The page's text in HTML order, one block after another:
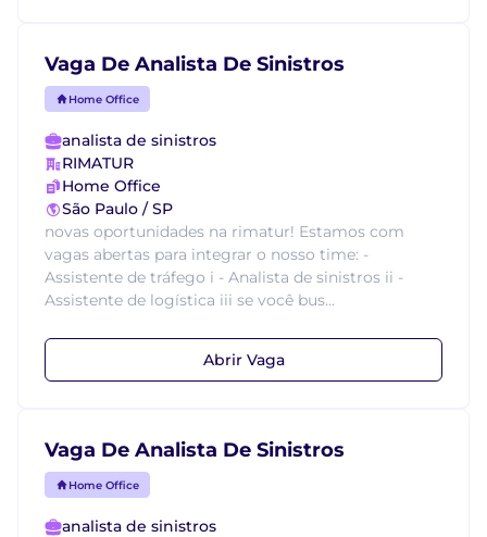
Vaga De Analista De Sinistros
Home Office
analista de sinistros
RIMATUR
Home Office
São Paulo / SP
novas oportunidades na rimatur! Estamos com
vagas abertas para integrar o nosso time: -
Assistente de tráfego i - Analista de sinistros ii -
Assistente de logística iii se você bus...
Abrir Vaga
Vaga De Analista De Sinistros
Home Office
analista de sinistros